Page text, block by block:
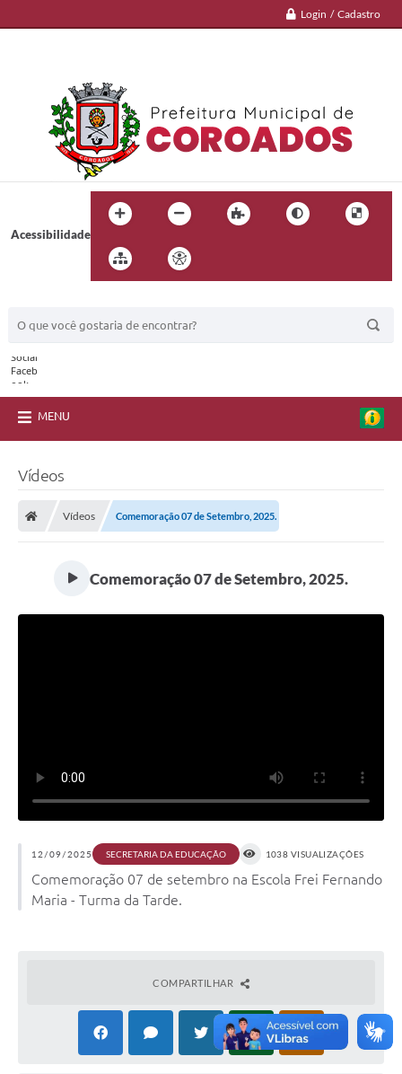
Login / Cadastro
Acessibilidade
MENU
Vídeos
Vídeos Comemoração 07 de Setembro, 2025.
Comemoração 07 de Setembro, 2025.
12/09/2025 SECRETARIA DA EDUCAÇÃO 1038 VISUALIZAÇÕES
Comemoração 07 de setembro na Escola Frei Fernando
Maria - Turma da Tarde.
COMPARTILHAR